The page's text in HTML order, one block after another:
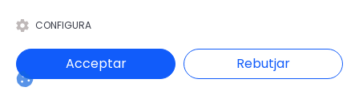
Catalunya
Alt Camp
CONFIGURA
Acceptar Rebutjar